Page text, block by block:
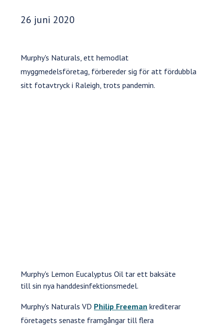
Publiceringsdatum:
26 juni 2020
Murphy's Naturals, ett hemodlat
myggmedelsföretag, förbereder sig för att fördubbla
sitt fotavtryck i Raleigh, trots pandemin.
Murphy's Lemon Eucalyptus Oil tar ett baksäte
till sin nya handdesinfektionsmedel.
Murphy's Naturals VD Philip Freeman krediterar
företagets senaste framgångar till flera